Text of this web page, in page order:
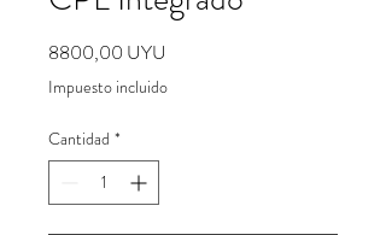
8800,00 UYU
Impuesto incluido
Cantidad *